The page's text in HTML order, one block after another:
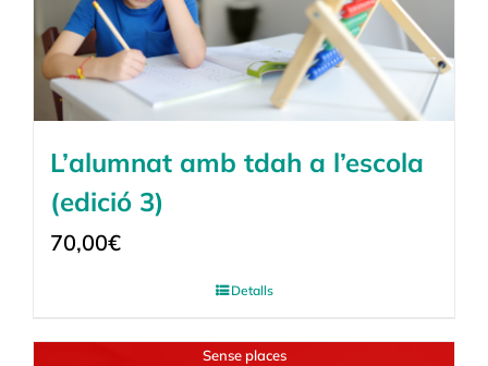
L’alumnat amb tdah a l’escola
(edició 3)
70,00€
Detalls
Sense places